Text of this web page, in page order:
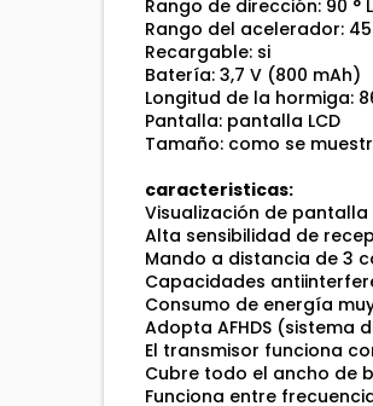
Rango de dirección: 90 °
Rango del acelerador: 45
Recargable: si
Batería: 3,7 V (800 mAh)
Longitud de la hormiga:
Pantalla: pantalla LCD
Tamaño: como se
caracteristicas:
Visualización de pantalla
Alta sensibilidad de
Mando a distancia de 3
Capacidades
Consumo de energía
Adopta AFHDS
El transmisor funciona
Cubre todo el ancho de
Funciona entre